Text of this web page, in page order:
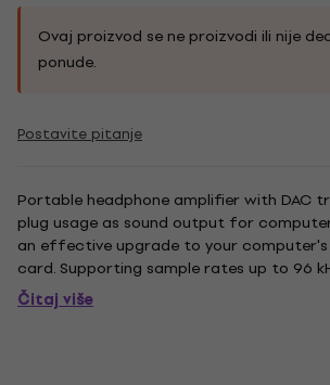
Ovaj proizvod se ne proizvodi ili nije
ponude.
Postavite pitanje
Portable headphone amplifier with DAC
plug usage as sound output for
an effective upgrade to your
card. Supporting sample rates up to 96
line input port, for portably amplifying any
simple 3,5 mm connection. USB charging
Čitaj više